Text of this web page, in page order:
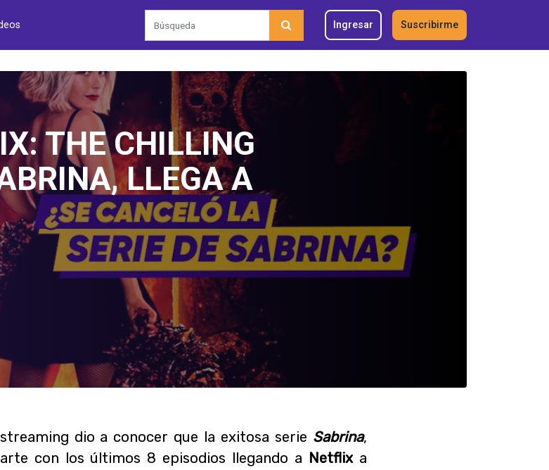
Ingresar Suscribirme
THE CHILLING
LLEGA A
dio a conocer que la exitosa serie Sabrina,
con los últimos 8 episodios llegando a Netflixa